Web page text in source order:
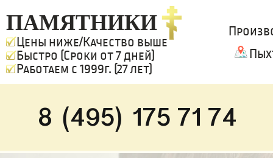
ПАМЯТНИКИ
Цены ниже/Качество выше
Быстро (Сроки от 7 дней)
Работаем с 1999г. (27 лет)
8 (495) 175 71 74